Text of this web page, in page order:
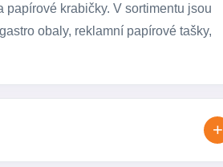
krabičky. V sortimentu jsou
obaly, reklamní papírové tašky,
+